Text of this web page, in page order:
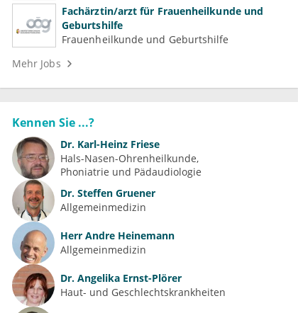
Fachärztin/arzt für Frauenheilkunde und
Geburtshilfe
Frauenheilkunde und Geburtshilfe
Mehr Jobs
Kennen Sie ...?
Dr. Karl-Heinz Friese
Hals-Nasen-Ohrenheilkunde
Phoniatrie und Pädaudiologie
Dr. Steffen Gruener
Allgemeinmedizin
Herr Andre Heinemann
Allgemeinmedizin
Dr. Angelika Ernst-Plörer
Haut- und Geschlechtskrankheiten